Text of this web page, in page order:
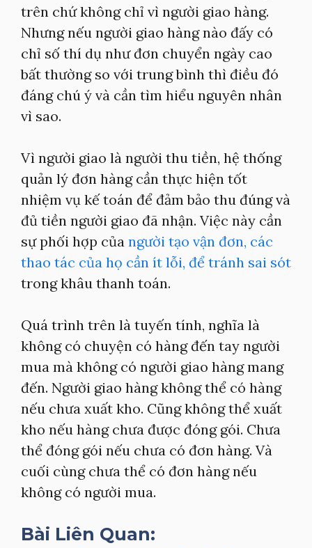
trên chứ không chỉ vì người giao hàng.
Nhưng nếu người giao hàng nào đấy có
chỉ số thí dụ như đơn chuyển ngày cao
bất thường so với trung bình thì điều đó
đáng chú ý và cần tìm hiểu nguyên nhân
vì sao.
Vì người giao là người thu tiền, hệ thống
quản lý đơn hàng cần thực hiện tốt
nhiệm vụ kế toán để đảm bảo thu đúng và
đủ tiền người giao đã nhận. Việc này cần
sự phối hợp của người tạo vận đơn, các
thao tác của họ cần ít lỗi, để tránh sai sót
trong khâu thanh toán.
Quá trình trên là tuyến tính, nghĩa là
không có chuyện có hàng đến tay người
mua mà không có người giao hàng mang
đến. Người giao hàng không thể có hàng
nếu chưa xuất kho. Cũng không thể xuất
kho nếu hàng chưa được đóng gói. Chưa
thể đóng gói nếu chưa có đơn hàng. Và
cuối cùng chưa thể có đơn hàng nếu
không có người mua.
Bài Liên Quan: